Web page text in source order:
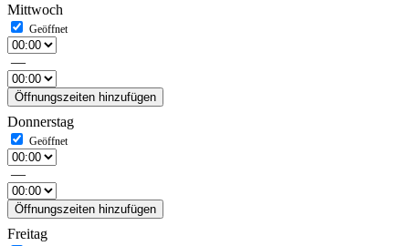
Mittwoch
—
Öffnungszeiten hinzufügen
Donnerstag
—
Öffnungszeiten hinzufügen
Freitag